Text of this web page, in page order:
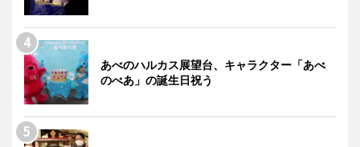
あべのハルカス展望台、キャラクター「あべ
のべあ」の誕生日祝う